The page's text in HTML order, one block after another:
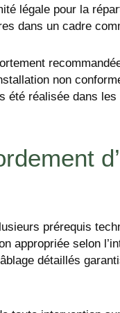
légale pour la
dans un cadre
non
été réalisée dans les
prérequis
appropriée selon
détaillés